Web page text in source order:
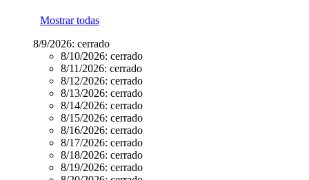
Mostrar todas
8/9/2026: cerrado
8/10/2026: cerrado
8/11/2026: cerrado
8/12/2026: cerrado
8/13/2026: cerrado
8/14/2026: cerrado
8/15/2026: cerrado
8/16/2026: cerrado
8/17/2026: cerrado
8/18/2026: cerrado
8/19/2026: cerrado